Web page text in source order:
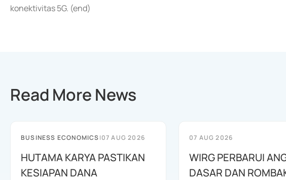
konektivitas 5G. (end)
Read More News
BUSINESS ECONOMICS|07 AUG 2026
HUTAMA KARYA PASTIKAN
KESIAPAN DANA
07 AUG 2026
WIRG PERBARUI
DASAR DAN